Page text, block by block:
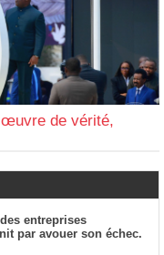
œuvre de vérité,
entreprises
par avouer son échec.